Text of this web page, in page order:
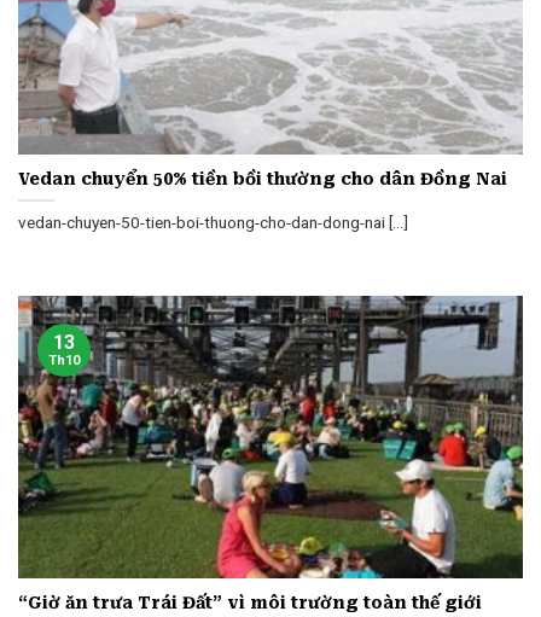
Vedan chuyển 50% tiền bồi thường cho dân Đồng Nai
vedan-chuyen-50-tien-boi-thuong-cho-dan-dong-nai [...]
“Giờ ăn trưa Trái Đất” vì môi trường toàn thế giới
13
Th10